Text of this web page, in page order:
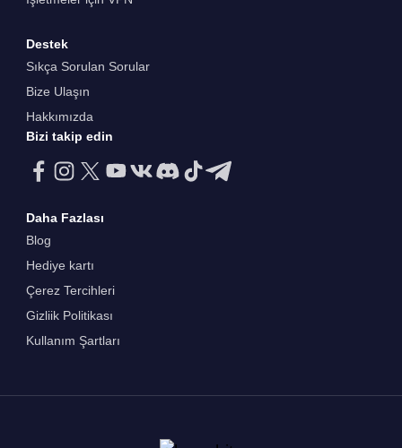
Destek
Sıkça Sorulan Sorular
Bize Ulaşın
Hakkımızda
Bizi takip edin
Daha Fazlası
Blog
Hediye kartı
Çerez Tercihleri
Gizliik Politikası
Kullanım Şartları